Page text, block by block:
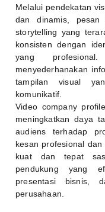
Melalui pendekatan
dan dinamis, pesan
storytelling yang
konsisten dengan
yang
menyederhanakan
tampilan visual
komunikatif.
Video company
meningkatkan daya
audiens terhadap
kesan profesional
kuat dan tepat
pendukung yang
presentasi bisnis,
perusahaan.